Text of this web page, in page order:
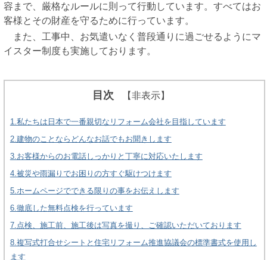
容まで、厳格なルールに則って行動しています。すべてはお
客様とその財産を守るために行っています。
また、工事中、お気遣いなく普段通りに過ごせるようにマ
イスター制度も実施しております。
目次 【非表示】
1.私たちは日本で一番親切なリフォーム会社を目指しています
2.建物のことならどんなお話でもお聞きします
3.お客様からのお電話しっかりと丁寧に対応いたします
4.被災や雨漏りでお困りの方すぐ駆けつけます
5.ホームページでできる限りの事をお伝えします
6.徹底した無料点検を行っています
7.点検、施工前、施工後は写真を撮り、ご確認いただいております
8.複写式打合せシートと住宅リフォーム推進協議会の標準書式を使用し
ます